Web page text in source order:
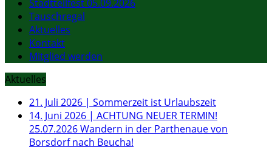
Stadtteilfest 05.09.2026
Tauschregal
Aktuelles
Kontakt
Mitglied werden
Aktuelles
21. Juli 2026 | Sommerzeit ist Urlaubszeit
14. Juni 2026 | ACHTUNG NEUER TERMIN!
25.07.2026 Wandern in der Parthenaue von
Borsdorf nach Beucha!